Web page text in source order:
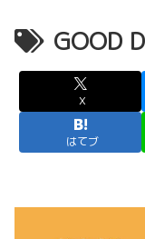
GOOD
X
はてブ